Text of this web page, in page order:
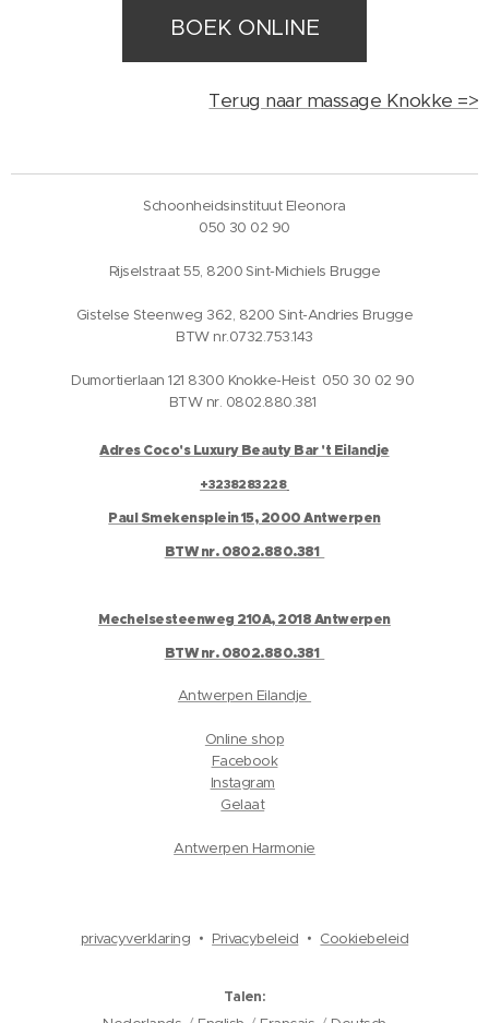
BOEK ONLINE
Terug naar massage Knokke =>
Schoonheidsinstituut Eleonora
050 30 02 90
Rijselstraat 55, 8200 Sint-Michiels Brugge
Gistelse Steenweg 362, 8200 Sint-Andries Brugge
BTW nr.0732.753.143
Dumortierlaan 121 8300 Knokke-Heist 050 30 02 90
BTW nr. 0802.880.381
Adres Coco's Luxury Beauty Bar 't Eilandje
+3238283228
Paul Smekensplein 15, 2000 Antwerpen
BTW nr. 0802.880.381
Mechelsesteenweg 210A, 2018 Antwerpen
BTW nr. 0802.880.381
Antwerpen Eilandje
Online shop
Facebook
Instagram
Gelaat
Antwerpen Harmonie
privacyverklaring Privacybeleid Cookiebeleid
Talen